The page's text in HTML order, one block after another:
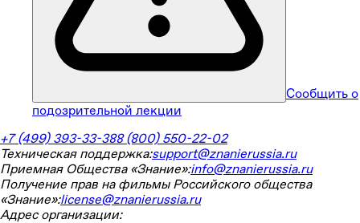
Сообщить о
подозрительной лекции
+7 (499) 393-33-388 (800) 550-22-02
Техническая поддержка:support@znanierussia.ru
Приемная Общества «Знание»:info@znanierussia.ru
Получение прав на фильмы Российского общества
«Знание»:license@znanierussia.ru
Адрес организации: